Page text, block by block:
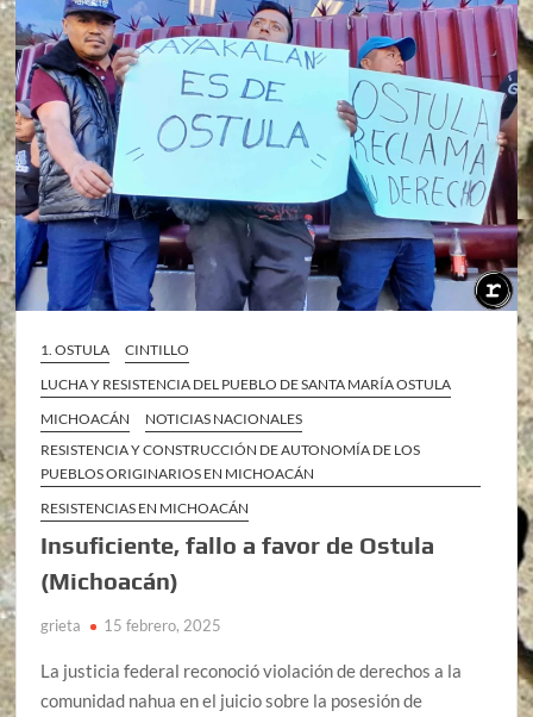
1. OSTULA
CINTILLO
LUCHA Y RESISTENCIA DEL PUEBLO DE SANTA MARÍA OSTULA
MICHOACÁN
NOTICIAS NACIONALES
RESISTENCIA Y CONSTRUCCIÓN DE AUTONOMÍA DE LOS
PUEBLOS ORIGINARIOS EN MICHOACÁN
RESISTENCIAS EN MICHOACÁN
Insuficiente, fallo a favor de Ostula
(Michoacán)
grieta 15 febrero, 2025
La justicia federal reconoció violación de derechos a la
comunidad nahua en el juicio sobre la posesión de